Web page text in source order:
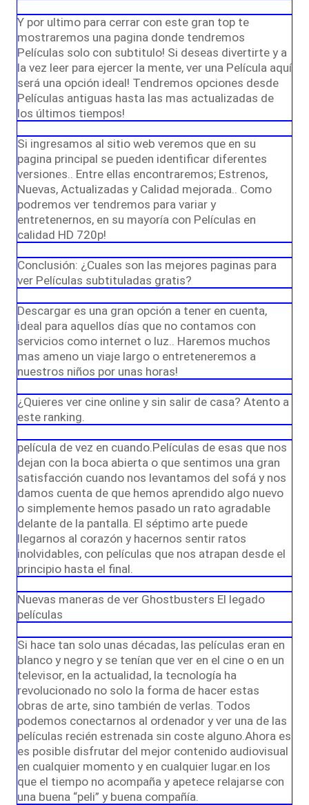
Y por ultimo para cerrar con este gran top te
mostraremos una pagina donde tendremos
Películas solo con subtitulo! Si deseas divertirte y a
la vez leer para ejercer la mente, ver una Película aquí
será una opción ideal! Tendremos opciones desde
Películas antiguas hasta las mas actualizadas de
los últimos tiempos!
Si ingresamos al sitio web veremos que en su
pagina principal se pueden identificar diferentes
versiones.. Entre ellas encontraremos; Estrenos,
Nuevas, Actualizadas y Calidad mejorada.. Como
podremos ver tendremos para variar y
entretenernos, en su mayoría con Películas en
calidad HD 720p!
Conclusión: ¿Cuales son las mejores paginas para
ver Películas subtituladas gratis?
Descargar es una gran opción a tener en cuenta,
ideal para aquellos días que no contamos con
servicios como internet o luz.. Haremos muchos
mas ameno un viaje largo o entreteneremos a
nuestros niños por unas horas!
¿Quieres ver cine online y sin salir de casa? Atento a
este ranking.
película de vez en cuando.Películas de esas que nos
dejan con la boca abierta o que sentimos una gran
satisfacción cuando nos levantamos del sofá y nos
damos cuenta de que hemos aprendido algo nuevo
o simplemente hemos pasado un rato agradable
delante de la pantalla. El séptimo arte puede
llegarnos al corazón y hacernos sentir ratos
inolvidables, con películas que nos atrapan desde el
principio hasta el final.
Nuevas maneras de ver Ghostbusters El legado
películas
Si hace tan solo unas décadas, las películas eran en
blanco y negro y se tenían que ver en el cine o en un
televisor, en la actualidad, la tecnología ha
revolucionado no solo la forma de hacer estas
obras de arte, sino también de verlas. Todos
podemos conectarnos al ordenador y ver una de las
películas recién estrenada sin coste alguno.Ahora es
es posible disfrutar del mejor contenido audiovisual
en cualquier momento y en cualquier lugar.en los
que el tiempo no acompaña y apetece relajarse con
una buena “peli” y buena compañía.